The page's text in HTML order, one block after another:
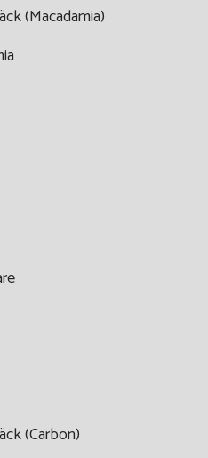
(Macadamia)
(Carbon)